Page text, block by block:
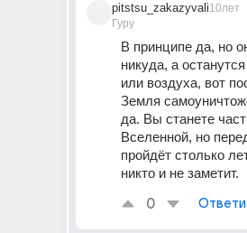
pitstsu_zakazyvali
Гуру
10лет
В принципе да, но
никуда, а
или воздуха, вот
Земля
да. Вы станете
Вселенной, но
пройдёт столько
никто и не заметит.
0